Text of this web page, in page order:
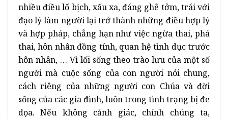
nhiều điều lố bịch, xấu xa, đáng ghê tởm, trái với
đạo lý làm người lại trở thành những điều hợp lý
và hợp pháp, chẳng hạn như việc ngừa thai, phá
thai, hôn nhân đồng tính, quan hệ tình dục trước
hôn nhân, … Vì lối sống theo trào lưu của một số
người mà cuộc sống của con người nói chung,
cách riêng của những người con Chúa và đời
sống của các gia đình, luôn trong tình trạng bị đe
dọa. Nếu không cảnh giác, chính chúng ta,